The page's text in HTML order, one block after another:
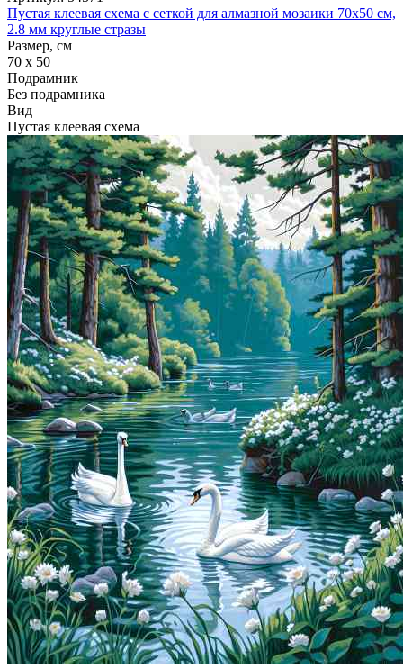
Пустая клеевая схема с сеткой для алмазной мозаики 70x50 см,
2.8 мм круглые стразы
Размер, см
70 x 50
Подрамник
Без подрамника
Вид
Пустая клеевая схема